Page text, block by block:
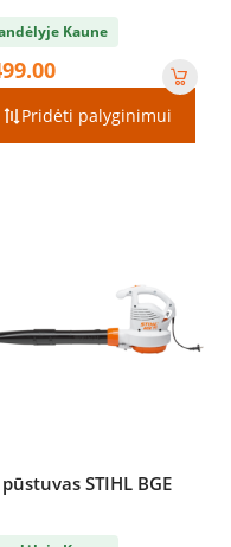
Kaune
Pridėti palyginimui
pūstuvas STIHL BGE